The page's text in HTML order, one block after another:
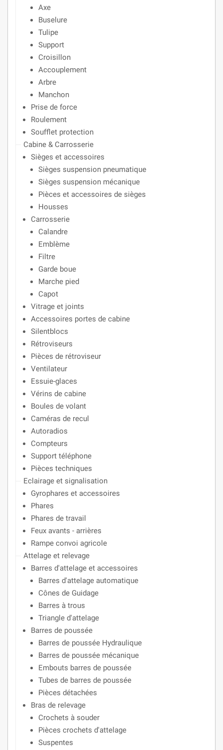
Axe
Buselure
Tulipe
Support
Croisillon
Accouplement
Arbre
Manchon
Prise de force
Roulement
Soufflet protection
Cabine & Carrosserie
Sièges et accessoires
Sièges suspension pneumatique
Sièges suspension mécanique
Pièces et accessoires de sièges
Housses
Carrosserie
Calandre
Emblème
Filtre
Garde boue
Marche pied
Capot
Vitrage et joints
Accessoires portes de cabine
Silentblocs
Rétroviseurs
Pièces de rétroviseur
Ventilateur
Essuie-glaces
Vérins de cabine
Boules de volant
Caméras de recul
Autoradios
Compteurs
Support téléphone
Pièces techniques
Eclairage et signalisation
Gyrophares et accessoires
Phares
Phares de travail
Feux avants - arrières
Rampe convoi agricole
Attelage et relevage
Barres d'attelage et accessoires
Barres d'attelage automatique
Cônes de Guidage
Barres à trous
Triangle d'attelage
Barres de poussée
Barres de poussée Hydraulique
Barres de poussée mécanique
Embouts barres de poussée
Tubes de barres de poussée
Pièces détachées
Bras de relevage
Crochets à souder
Pièces crochets d'attelage
Suspentes